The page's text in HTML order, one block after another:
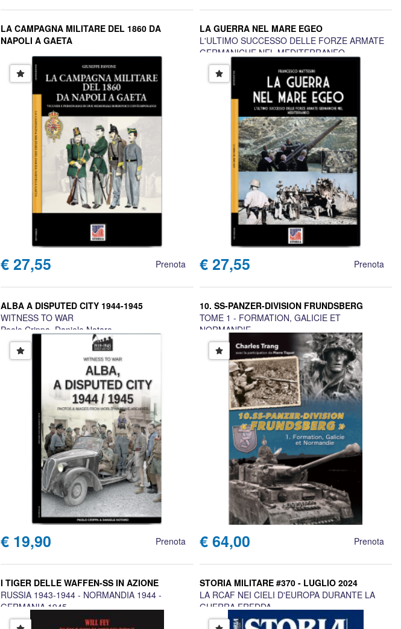
LA CAMPAGNA MILITARE DEL 1860 DA
NAPOLI A GAETA
Giuseppe Pavone
€ 27,55 Prenota
LA GUERRA NEL MARE EGEO
L'ULTIMO SUCCESSO DELLE FORZE ARMATE
GERMANICHE NEL MEDITERRANEO
FRANCESCO MATTESINI
€ 27,55 Prenota
ALBA A DISPUTED CITY 1944-1945
WITNESS TO WAR
Paolo Crippa, Daniele Notaro
€ 19,90 Prenota
10. SS-PANZER-DIVISION FRUNDSBERG
TOME 1 - FORMATION, GALICIE ET
NORMANDIE
Charles Trang, Pierre Tiquet
€ 64,00 Prenota
I TIGER DELLE WAFFEN-SS IN AZIONE
RUSSIA 1943-1944 - NORMANDIA 1944 -
GERMANIA 1945
Wilhelm Fey
STORIA MILITARE #370 - LUGLIO 2024
LA RCAF NEI CIELI D'EUROPA DURANTE LA
GUERRA FREDDA